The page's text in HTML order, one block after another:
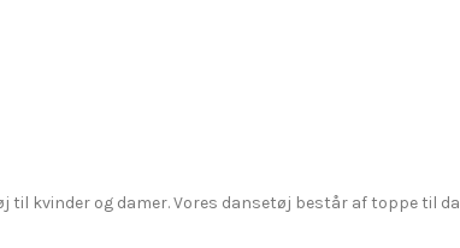
til kvinder og damer. Vores dansetøj består af toppe til